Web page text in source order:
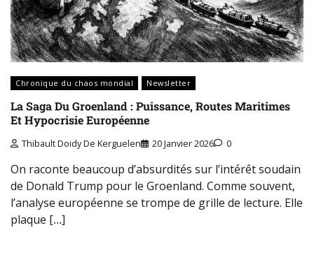
Chronique du chaos mondial Newsletter
La Saga Du Groenland : Puissance, Routes Maritimes
Et Hypocrisie Européenne
Thibault Doidy De Kerguelen 20 Janvier 2026 0
On raconte beaucoup d’absurdités sur l’intérêt soudain
de Donald Trump pour le Groenland. Comme souvent,
l’analyse européenne se trompe de grille de lecture. Elle
plaque […]